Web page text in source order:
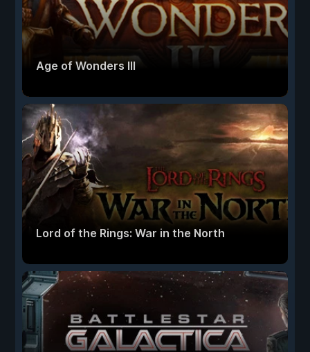
Age of Wonders III
Lord of the Rings: War in the North